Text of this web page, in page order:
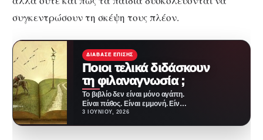
συγκεντρώσουν τη σκέψη τους πλέον.
ΔΙΆΒΑΣΕ ΕΠΊΣΗΣ
Ποιοι τελικά διδάσκουν
τη φιλαναγνωσία ;
Το βιβλίο δεν είναι μόνο αγάπη.
Είναι πάθος. Είναι εμμονή. Είναι
τρόπος ζωής! Η φιλαναγνωσία
3 ΙΟΥΝΊΟΥ, 2026